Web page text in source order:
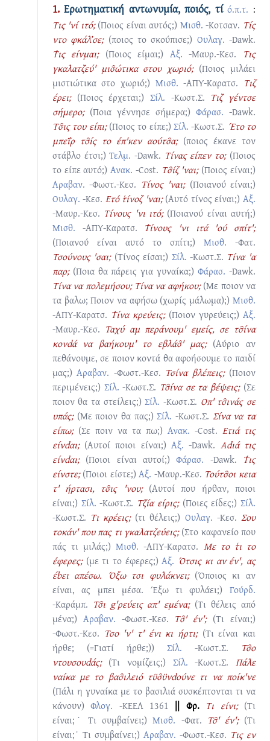
1.Ερωτηματική αντωνυμία, ποιός, τίό.π.τ. :
Τις 'νί ιτό; (Ποιος είναι αυτός;) Μισθ. -Κοτσαν. Τίς
ντο φκάλ’σε; (ποιος το σκούπισε;) Ουλαγ. -Dawk.
Τ̔ις είνμαι; (Ποιος είμαι;) Αξ. -Μαυρ.-Κεσ. Τις
γκαλατζεύ' μισ̑ώτικα στου χωριό; (Ποιος μιλάει
μιστιώτικα στο χωριό;) Μισθ. -ΑΠΥ-Καρατσ. Τιζ
έρει; (Ποιος έρχεται;) Σίλ. -Κωστ.Σ. Τιζ γέντσε
σήμερο; (Ποια γέννησε σήμερα;) Φάρασ. -Dawk.
Tσ̑ις του είπι; (Ποιος το είπε;) Σίλ. -Κωστ.Σ. Έτο το
μπεΐρ τσ̑ίς το έπ'κεν αούτσ̑α; (ποιος έκανε τον
στάβλο έτσι;)Τελμ. -Dawk. Τίνας είπεν το; (Ποιος
το είπε αυτό;)Ανακ. -Cost. Tσ̑ίζ 'ναι; (Ποιος είναι;)
Αραβαν. -Φωστ.-Κεσ. Τίνος 'ναι; (Ποιανού είναι;)
Ουλαγ. -Κεσ. Ετό τ͑ίνοζ 'ναι; (Αυτό τίνος είναι;) Αξ.
-Μαυρ.-Κεσ. Τίνους 'νι ιτό; (Ποιανού είναι αυτή;)
Μισθ. -ΑΠΥ-Καρατσ. Τ̔ίνους 'νι ιτά 'ού σπίτ';
(Ποιανού είναι αυτό το σπίτι;) Μισθ.
-Φατ.
Τσούνους 'σαι; (Τίνος είσαι;) Σίλ. -Κωστ.Σ. Τίνα 'α
παρ; (Ποια θα πάρεις για γυναίκα;)Φάρασ. -Dawk.
Τίνα να πολεμήσου; Τίνα να αφήκου; (Με ποιον να
τα βαλω; Ποιον να αφήσω (χωρίς μάλωμα);) Μισθ.
-ΑΠΥ-Καρατσ. Τ̔ίνα κρεύεις; (Ποιον γυρεύεις;) Αξ.
-Μαυρ.-Κεσ. Ταχύ αμ περάνουμ' εμείς, σε τσ̑ίνα
κονdά να βαήκουμ' το εβλάσ̑' μας; (Αύριο αν
πεθάνουμε, σε ποιον κοντά θα αφοήσουμε το παιδί
μας;)Αραβαν. -Φωστ.-Κεσ. Τσίνα βλέπεις; (Ποιον
περιμένεις;) Σίλ. -Κωστ.Σ. Τσ̑ίνα σε τα βέψεις; (Σε
ποιον θα τα στείλεις;)Σίλ. -Κωστ.Σ. Οπ' τσ̑ινάς σε
υπάς; (Με ποιον θα πας;)Σίλ. -Κωστ.Σ. Σίνα να τα
είπω; (Σε ποιν να τα πω;) Ανακ. -Cost. Ετιά τις
είνdαι; (Αυτοί ποιοι είναι;)Αξ. -Dawk. Αdιά τις
είνdαι; (Ποιοι είναι αυτοί;)Φάρασ. -Dawk. Τ̔ις
είνστε; (Ποιοι είστε;)Αξ. -Μαυρ.-Κεσ. Τούτσ̑οι κεια
τ' ήρτασι, τσ̑ις 'νου; (Αυτοί που ήρθαν, ποιοι
είναι;) Σίλ. -Κωστ.Σ. Τζ̑ία είρις; (Ποιες είδες;) Σίλ.
-Κωστ.Σ. Τι κρέεις; (τι θέλεις;) Ουλαγ. -Κεσ. Σου
τοκάν' που πας τι γκαλατζεύεις; (Στο καφανείο που
πάς τι μιλάς;)Μισθ. -ΑΠΥ-Καρατσ. Με το τ͑ι το
έφερες; (με τι το έφερες;)Αξ. Ότσις κι αν έν', ας
έbει απέσω. Όξω τσι φυλάκνει; (Όποιος κι αν
είναι, ας μπει μέσα. Έξω τι φυλάει;) Γούρδ.
-Καράμπ. Τσ̑ι g'ρεύεις απ' εμένα; (Τι θέλεις από
μένα;) Αραβαν. -Φωστ.-Κεσ. Tσ̑' έν'; (Τι είναι;)
-Φωστ.-Κεσ. Τσο 'ν' τ' ένι κι ήρτι; (Τι είναι και
ήρθε; (=Γιατί ήρθε;)) Σίλ. -Κωστ.Σ.
Τσ̑ο
ντουσουdάς; (Τι νομίζεις;) Σίλ. -Κωστ.Σ. Πάλε
ναίκα με το βασ̑ιλειό τϋσ̑ϋνdούνε τι να ποίκ'νε
(Πάλι η γυναίκα με το βασιλιά συσκέπτονται τι να
κάνουν)Φλογ. -ΚΕΕΛ 1361 || Φρ. Τι είνι; (Τι
είναι;˙ Τι συμβαίνει;)Μισθ. -Φατ. Τσ̑' έν'; (Τι
είναι;˙ Τι συμβαίνει;) Αραβαν. -Φωστ.-Κεσ. Τις εν